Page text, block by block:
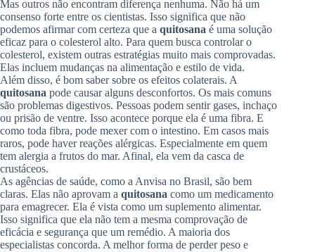
Mas outros não encontram diferença nenhuma. Não há um
consenso forte entre os cientistas. Isso significa que não
podemos afirmar com certeza que a quitosana é uma solução
eficaz para o colesterol alto. Para quem busca controlar o
colesterol, existem outras estratégias muito mais comprovadas.
Elas incluem mudanças na alimentação e estilo de vida.
Além disso, é bom saber sobre os efeitos colaterais. A
quitosana pode causar alguns desconfortos. Os mais comuns
são problemas digestivos. Pessoas podem sentir gases, inchaço
ou prisão de ventre. Isso acontece porque ela é uma fibra. E
como toda fibra, pode mexer com o intestino. Em casos mais
raros, pode haver reações alérgicas. Especialmente em quem
tem alergia a frutos do mar. Afinal, ela vem da casca de
crustáceos.
As agências de saúde, como a Anvisa no Brasil, são bem
claras. Elas não aprovam a quitosana como um medicamento
para emagrecer. Ela é vista como um suplemento alimentar.
Isso significa que ela não tem a mesma comprovação de
eficácia e segurança que um remédio. A maioria dos
especialistas concorda. A melhor forma de perder peso e